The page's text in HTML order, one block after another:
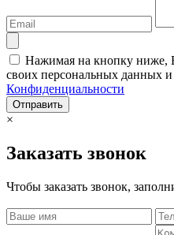
Нажимая на кнопку ниже,
своих персональных данных и
Конфиденциальности
Отправить
×
Заказать звонок
Чтобы заказать звонок,